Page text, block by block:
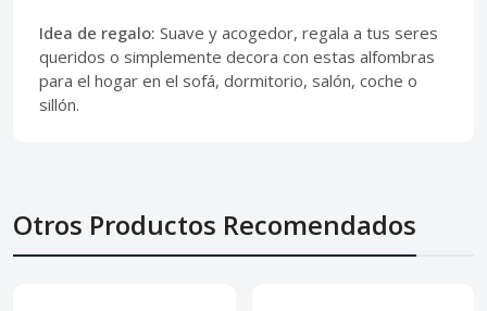
Idea de regalo: Suave y acogedor, regala a tus seres
queridos o simplemente decora con estas alfombras
para el hogar en el sofá, dormitorio, salón, coche o
sillón.
Otros Productos Recomendados